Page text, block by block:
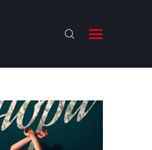
BULGARIA